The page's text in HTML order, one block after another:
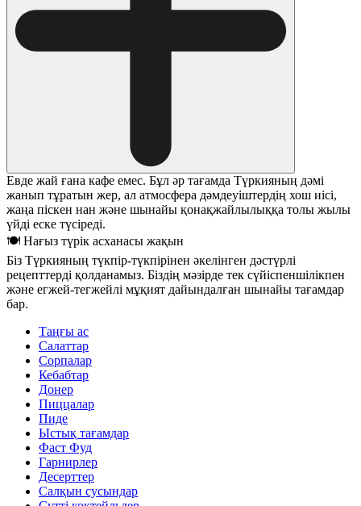
Евде жай ғана кафе емес. Бұл әр тағамда Түркияның дәмі
жанып тұратын жер, ал атмосфера дәмдеуіштердің хош иісі,
жаңа піскен нан және шынайы қонақжайлылыққа толы жылы
үйді еске түсіреді.
🍽 Нағыз түрік асханасы жақын
Біз Түркияның түкпір-түкпірінен әкелінген дәстүрлі
рецепттерді қолданамыз. Біздің мәзірде тек сүйіспеншілікпен
және егжей-тегжейлі мұқият дайындалған шынайы тағамдар
бар.
Таңғы ас
Салаттар
Сорпалар
Кебабтар
Донер
Пиццалар
Пиде
Ыстық тағамдар
Фаст Фуд
Гарнирлер
Десерттер
Салқын сусындар